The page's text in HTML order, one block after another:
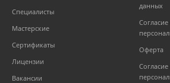
Специалисты
Мастерские
Сертификаты
Лицензии
Вакансии
данных
Оферта